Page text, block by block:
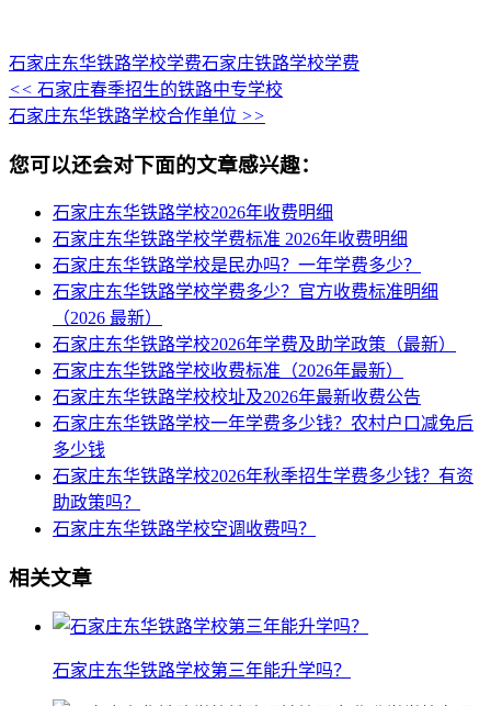
石家庄东华铁路学校学费石家庄铁路学校学费
<< 石家庄春季招生的铁路中专学校
石家庄东华铁路学校合作单位 >>
您可以还会对下面的文章感兴趣：
石家庄东华铁路学校2026年收费明细
石家庄东华铁路学校学费标准 2026年收费明细
石家庄东华铁路学校是民办吗？一年学费多少？
石家庄东华铁路学校学费多少？官方收费标准明细
（2026 最新）
石家庄东华铁路学校2026年学费及助学政策（最新）
石家庄东华铁路学校收费标准（2026年最新）
石家庄东华铁路学校校址及2026年最新收费公告
石家庄东华铁路学校一年学费多少钱？农村户口减免后
多少钱
石家庄东华铁路学校2026年秋季招生学费多少钱？有资
助政策吗？
石家庄东华铁路学校空调收费吗？
相关文章
石家庄东华铁路学校第三年能升学吗？